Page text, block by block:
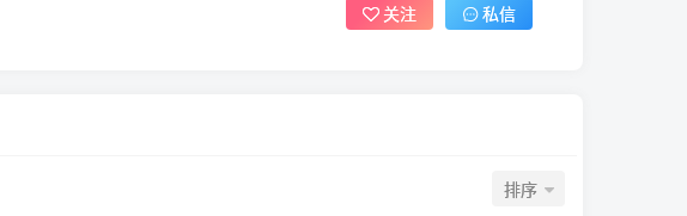
关注 私信
排序